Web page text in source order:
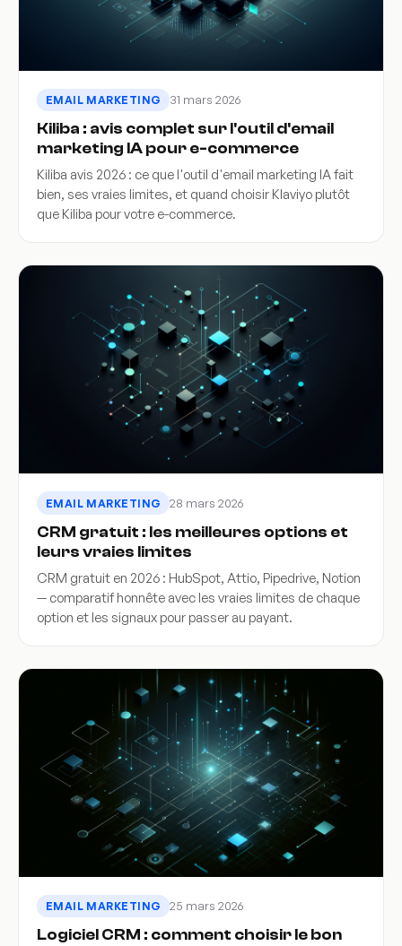
EMAIL MARKETING 31 mars 2026
Kiliba : avis complet sur l'outil d'email
marketing IA pour e-commerce
Kiliba avis 2026 : ce que l'outil d'email marketing IA fait
bien, ses vraies limites, et quand choisir Klaviyo plutôt
que Kiliba pour votre e-commerce.
EMAIL MARKETING 28 mars 2026
CRM gratuit : les meilleures options et
leurs vraies limites
CRM gratuit en 2026 : HubSpot, Attio, Pipedrive, Notion
— comparatif honnête avec les vraies limites de chaque
option et les signaux pour passer au payant.
EMAIL MARKETING 25 mars 2026
Logiciel CRM : comment choisir le bon